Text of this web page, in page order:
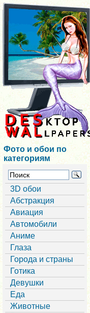
Фото и обои по
категориям
3D обои
Абстракция
Авиация
Автомобили
Аниме
Глаза
Города и страны
Готика
Девушки
Еда
Животные